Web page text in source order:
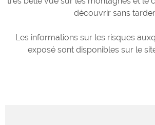
découvrir sans
Les informations sur les risques
exposé sont disponibles sur le